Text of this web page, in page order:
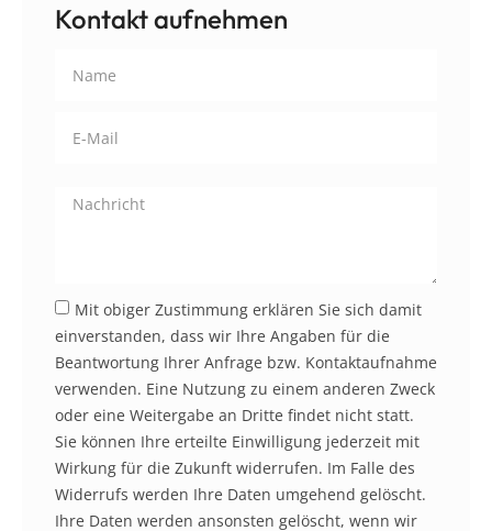
Kontakt aufnehmen
Mit obiger Zustimmung erklären Sie sich damit
einverstanden, dass wir Ihre Angaben für die
Beantwortung Ihrer Anfrage bzw. Kontaktaufnahme
verwenden. Eine Nutzung zu einem anderen Zweck
oder eine Weitergabe an Dritte findet nicht statt.
Sie können Ihre erteilte Einwilligung jederzeit mit
Wirkung für die Zukunft widerrufen. Im Falle des
Widerrufs werden Ihre Daten umgehend gelöscht.
Ihre Daten werden ansonsten gelöscht, wenn wir